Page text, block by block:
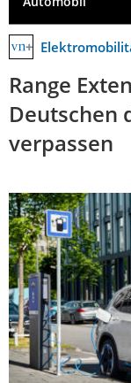
Range
Deutschen
verpassen